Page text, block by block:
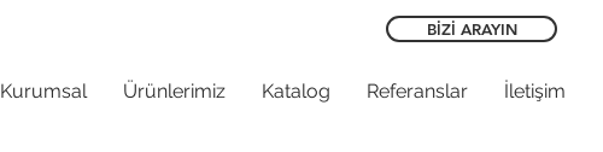
BİZİ ARAYIN
Kurumsal Ürünlerimiz Katalog Referanslar İletişim